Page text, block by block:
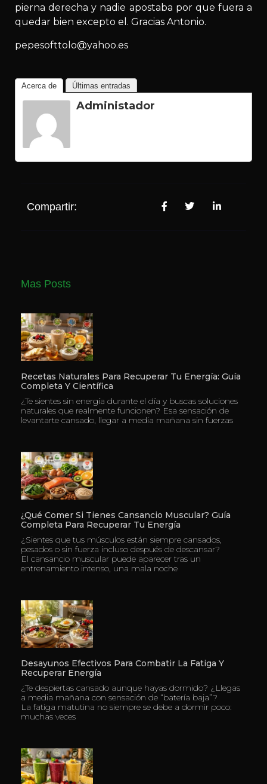
pierna derecha y nadie apostaba por que fuera a
quedar bien excepto el. Gracias Antonio.
pepesofttolo@yahoo.es
Acerca de Últimas entradas
Administador
Compartir:
Mas Posts
Recetas Naturales Para Recuperar Tu Energía: Guía
Completa Y Científica
¿Te sientes sin energía durante el día y buscas soluciones
naturales que realmente funcionen? Esa sensación de
levantarte cansado, llegar a media mañana sin fuerzas
¿Qué Comer Si Tienes Cansancio Muscular? Guía
Completa Para Recuperar Tu Energía
¿Sientes que tus músculos están siempre cansados,
pesados o sin fuerza incluso después de descansar?
El cansancio muscular puede aparecer tras un
entrenamiento intenso, una mala noche
Desayunos Efectivos Para Combatir La Fatiga Y
Recuperar Energía
¿Te despiertas cansado aunque hayas dormido? ¿Llegas
a media mañana con sensación de “batería baja”?
La fatiga matutina no siempre se debe a dormir poco:
muchas veces